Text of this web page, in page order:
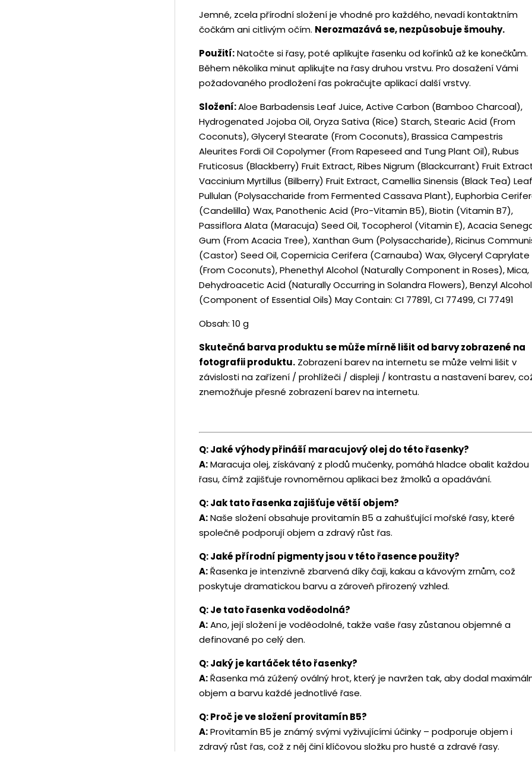
Jemné, zcela přírodní složení je vhodné pro každého, nevadí kontaktním
čočkám ani citlivým očím. Nerozmazává se, nezpůsobuje šmouhy.
Použití:Natočte si řasy, poté aplikujte řasenku od kořínků až ke konečkům.
Během několika minut aplikujte na řasy druhou vrstvu. Pro dosažení Vámi
požadovaného prodložení řas pokračujte aplikací další vrstvy.
Složení:Aloe Barbadensis Leaf Juice, Active Carbon (Bamboo Charcoal),
Hydrogenated Jojoba Oil, Oryza Sativa (Rice) Starch, Stearic Acid (From
Coconuts), Glyceryl Stearate (From Coconuts), Brassica Campestris
Aleurites Fordi Oil Copolymer (From Rapeseed and Tung Plant Oil), Rubus
Fruticosus (Blackberry) Fruit Extract, Ribes Nigrum (Blackcurrant) Fruit
Vaccinium Myrtillus (Bilberry) Fruit Extract, Camellia Sinensis (Black Tea)
Pullulan (Polysaccharide from Fermented Cassava Plant), Euphorbia
(Candelilla) Wax, Panothenic Acid (Pro-Vitamin B5), Biotin (Vitamin B7),
Passiflora Alata (Maracuja) Seed Oil, Tocopherol (Vitamin E), Acacia
Gum (From Acacia Tree), Xanthan Gum (Polysaccharide), Ricinus
(Castor) Seed Oil, Copernicia Cerifera (Carnauba) Wax, Glyceryl Caprylate
(From Coconuts), Phenethyl Alcohol (Naturally Component in Roses), Mica,
Dehydroacetic Acid (Naturally Occurring in Solandra Flowers), Benzyl Alcohol
(Component of Essential Oils) May Contain: CI 77891, CI 77499, CI 77491
Obsah: 10 g
Skutečná barva produktu se může mírně lišit od barvy zobrazené na
fotografii produktu. Zobrazení barev na internetu se může velmi lišit v
závislosti na zařízení / prohlížeči / displeji / kontrastu a nastavení barev,
znemožňuje přesné zobrazení barev na internetu.
Q: Jaké výhody přináší maracujový olej do této řasenky?
A:Maracuja olej, získávaný z plodů mučenky, pomáhá hladce obalit každou
řasu, čímž zajišťuje rovnoměrnou aplikaci bez žmolků a opadávání.
Q: Jak tato řasenka zajišťuje větší objem?
A:Naše složení obsahuje provitamín B5 a zahušťující mořské řasy, které
společně podporují objem a zdravý růst řas.
Q: Jaké přírodní pigmenty jsou v této řasence použity?
A:Řasenka je intenzivně zbarvená díky čaji, kakau a kávovým zrnům, což
poskytuje dramatickou barvu a zároveň přirozený vzhled.
Q: Je tato řasenka voděodolná?
A:Ano, její složení je voděodolné, takže vaše řasy zůstanou objemné a
definované po celý den.
Q: Jaký je kartáček této řasenky?
A:Řasenka má zúžený oválný hrot, který je navržen tak, aby dodal
objem a barvu každé jednotlivé řase.
Q: Proč je ve složení provitamín B5?
A:Provitamín B5 je známý svými vyživujícími účinky – podporuje objem i
zdravý růst řas, což z něj činí klíčovou složku pro husté a zdravé řasy.